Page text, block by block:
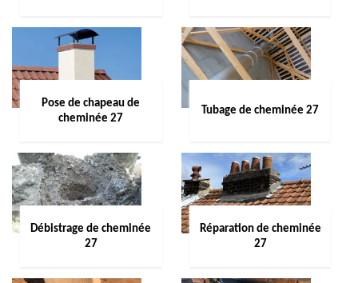
Pose de chapeau de
cheminée 27
Tubage de cheminée 27
Débistrage de cheminée
27
Réparation de cheminée
27